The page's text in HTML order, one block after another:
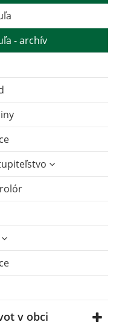
- archív
v obci